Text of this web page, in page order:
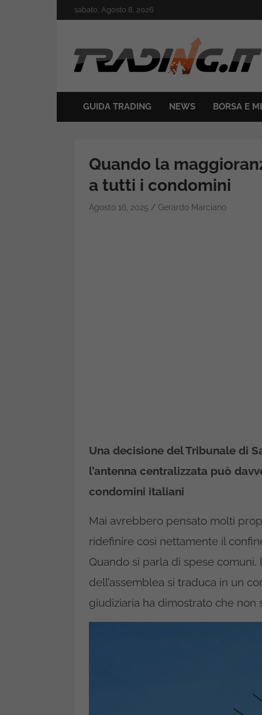
to
sabato, Agosto 8, 2026
Trading.it
GUIDA TRADING NEWS BORSA E
Quando la
a tutti i condomini
Agosto 16, 2025 Gerardo Marciano
Una decisione del Tribunale di
l’antenna centralizzata può
condomini italiani
Mai avrebbero pensato molti
ridefinire così nettamente il
Quando si parla di spese
dell’assemblea si traduca in un
giudiziaria ha dimostrato che non